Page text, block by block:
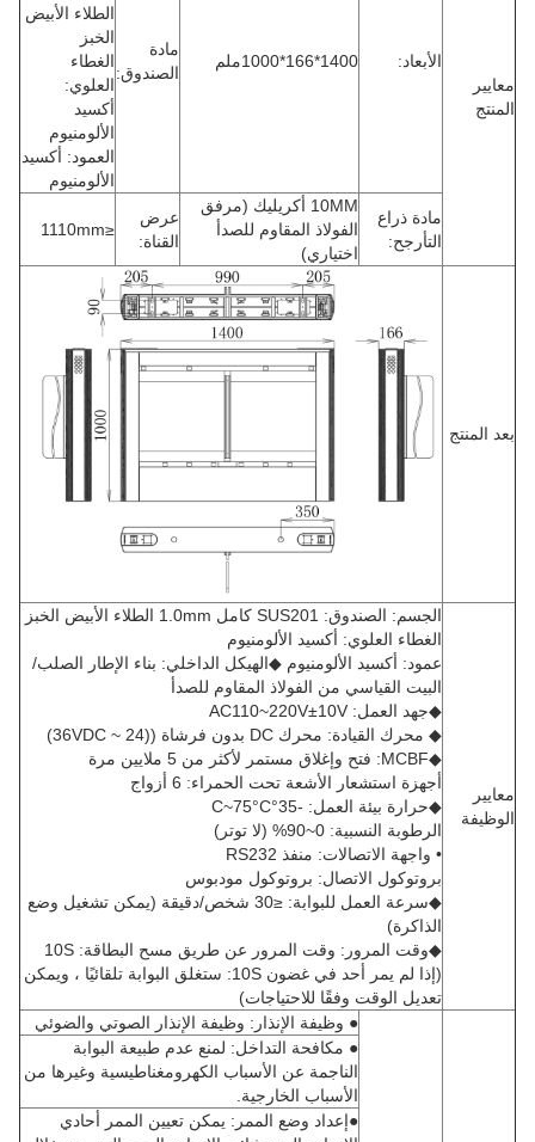
معايير
المنتج
الأبعاد: 1400*166*1000ملم
مادة
الصندوق:
الطلاء الأبيض
الخبز
الغطاء
العلوي:
أكسيد
الألومنيوم
العمود: أكسيد
الألومنيوم
مادة ذراع
التأرجح:
10MM أكريليك (مرفق
الفولاذ المقاوم للصدأ
اختياري)
عرض
القناة:
≤1110mm
بعد المنتج
معايير
الوظيفة
الجسم: الصندوق: SUS201 كامل 1.0mm الطلاء الأبيض الخبز
الغطاء العلوي: أكسيد الألومنيوم
عمود: أكسيد الألومنيوم ◆الهيكل الداخلي: بناء الإطار الصلب/
البيت القياسي من الفولاذ المقاوم للصدأ
◆جهد العمل: AC110~220V±10V
◆ محرك القيادة: محرك DC بدون فرشاة ((24 ~ 36VDC)
◆MCBF: فتح وإغلاق مستمر لأكثر من 5 ملايين مرة
أجهزة استشعار الأشعة تحت الحمراء: 6 أزواج
◆حرارة بيئة العمل: -35°C~75°C
الرطوبة النسبية: 0~90% (لا توتر)
• واجهة الاتصالات: منفذ RS232
بروتوكول الاتصال: بروتوكول مودبوس
◆سرعة العمل للبوابة: ≤30 شخص/دقيقة (يمكن تشغيل وضع
الذاكرة)
◆وقت المرور: وقت المرور عن طريق مسح البطاقة: 10S
(إذا لم يمر أحد في غضون 10S: ستغلق البوابة تلقائيًا ، ويمكن
تعديل الوقت وفقًا للاحتياجات)
● وظيفة الإنذار: وظيفة الإنذار الصوتي والضوئي
● مكافحة التداخل: لمنع عدم طبيعة البوابة
الناجمة عن الأسباب الكهرومغناطيسية وغيرها من
الأسباب الخارجية.
●إعداد وضع الممر: يمكن تعيين الممر أحادي